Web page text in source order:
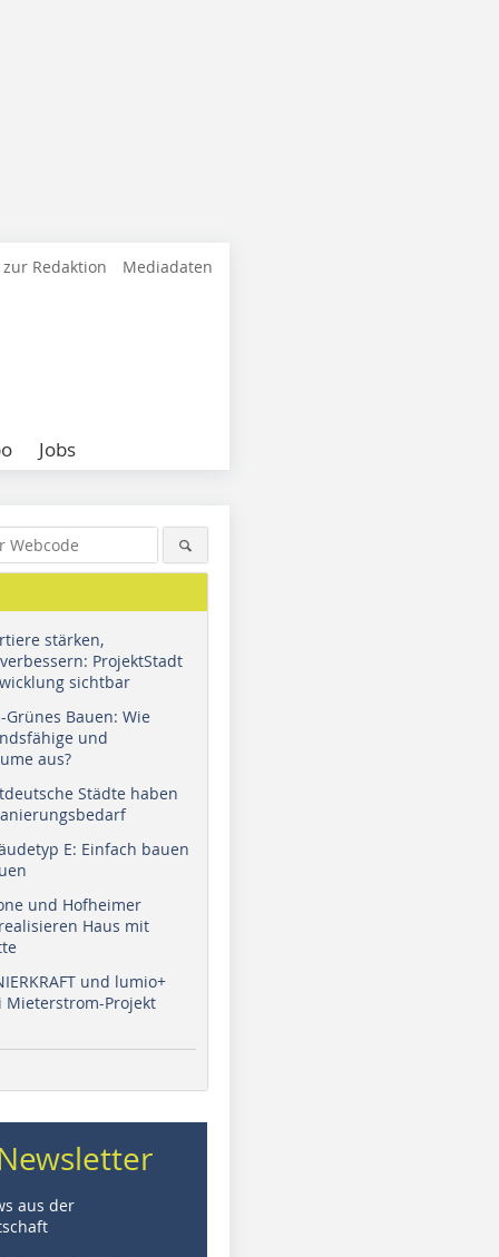
Redaktion Mediadaten
Jobs
stärken,
ProjektStadt
sichtbar
Grünes Bauen: Wie
und
aus?
Städte haben
E: Einfach bauen
und Hofheimer
Haus mit
und lumio+
Mieterstrom-Projekt
aus der